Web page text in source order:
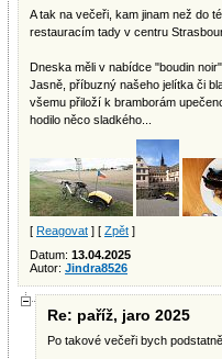
A tak na večeři, kam jinam než do
restauracím tady v centru
Dneska měli v nabídce "boudin noir".
Jasně, příbuzný našeho jelítka či
všemu přiloží k bramborám
hodilo něco sladkého...
[ Reagovat ] [ Zpět ]
Datum: 13.04.2025
Autor: Jindra8526
Re: paříž, jaro 2025
Po takové večeři bych